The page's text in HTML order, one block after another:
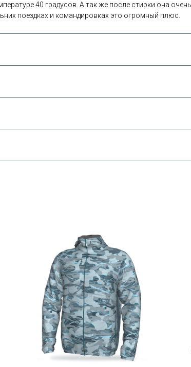
40 градусов. А так же после стирки она
поездках и командировках это огромный плюс.